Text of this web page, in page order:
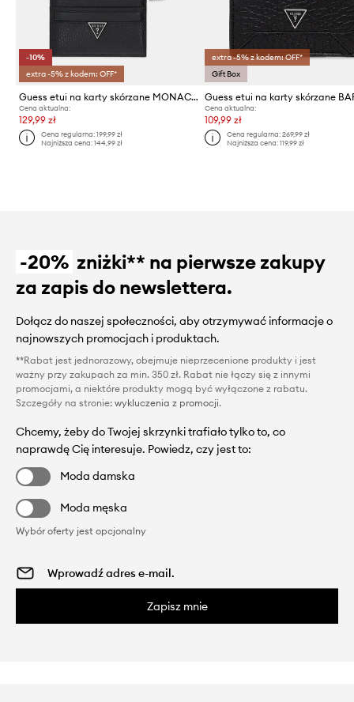
-10%
extra -5% z kodem: OFF*
Guess etui na karty skórzane MONACO
Cena aktualna:
129,99 zł
Cena regularna:199,99 zł
Najniższa cena:144,99 zł
extra -5% z kodem: OFF*
Gift Box
Cena aktualna:
109,99 zł
Cena regularna: 269,99 zł
Najniższa cena: 119,99 zł
-20% zniżki** na pierwsze zakupy
za zapis do newslettera.
Dołącz do naszej społeczności, aby otrzymywać informacje o
najnowszych promocjach i produktach.
**Rabat jest jednorazowy, obejmuje nieprzecenione produkty i jest
ważny przy zakupach za min. 350 zł. Rabat nie łączy się z innymi
promocjami, a niektóre produkty mogą być wyłączone z rabatu.
Szczegóły na stronie: wykluczenia z promocji.
Chcemy, żeby do Twojej skrzynki trafiało tylko to, co
naprawdę Cię interesuje. Powiedz, czy jest to:
Moda damska
Moda męska
Wybór oferty jest opcjonalny
Zapisz mnie